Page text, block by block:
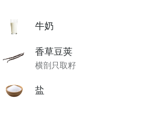
牛奶
香草豆荚
横剖只取籽
盐